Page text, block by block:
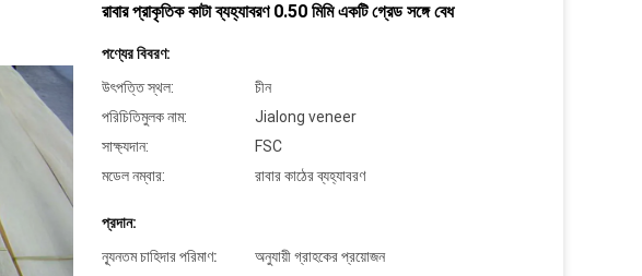
রাবার প্রাকৃতিক কাটা ব্যহ্যাবরণ 0.50 মিমি একটি গ্রেড সঙ্গে বেধ
পণ্যের বিবরণ:
উৎপত্তি স্থল:
চীন
পরিচিতিমুলক নাম:
Jialong veneer
সাক্ষ্যদান:
FSC
মডেল নম্বার:
রাবার কাঠের ব্যহ্যাবরণ
প্রদান:
ন্যূনতম চাহিদার পরিমাণ:
অনুযায়ী গ্রাহকের প্রয়োজন